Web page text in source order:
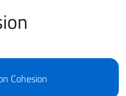
Cohesion